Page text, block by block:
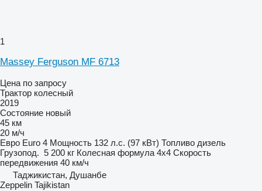
1
Massey Ferguson MF 6713
Цена по запросу
Трактор колесный
2019
Состояние новый
45 км
20 м/ч
Евро Euro 4 Мощность 132 л.с. (97 кВт) Топливо дизель
Грузопод. 5 200 кг Колесная формула 4x4 Скорость
передвижения 40 км/ч
Таджикистан, Душанбе
Zeppelin Tajikistan